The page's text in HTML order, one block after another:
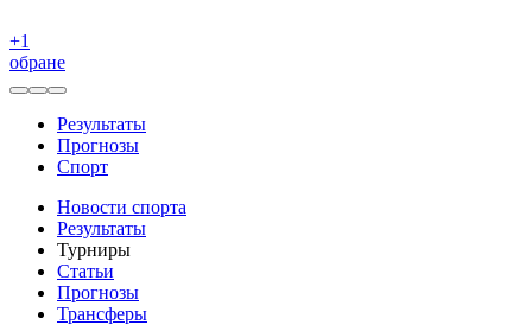
+1
обране
Результаты
Прогнозы
Спорт
Новости спорта
Результаты
Турниры
Статьи
Прогнозы
Трансферы